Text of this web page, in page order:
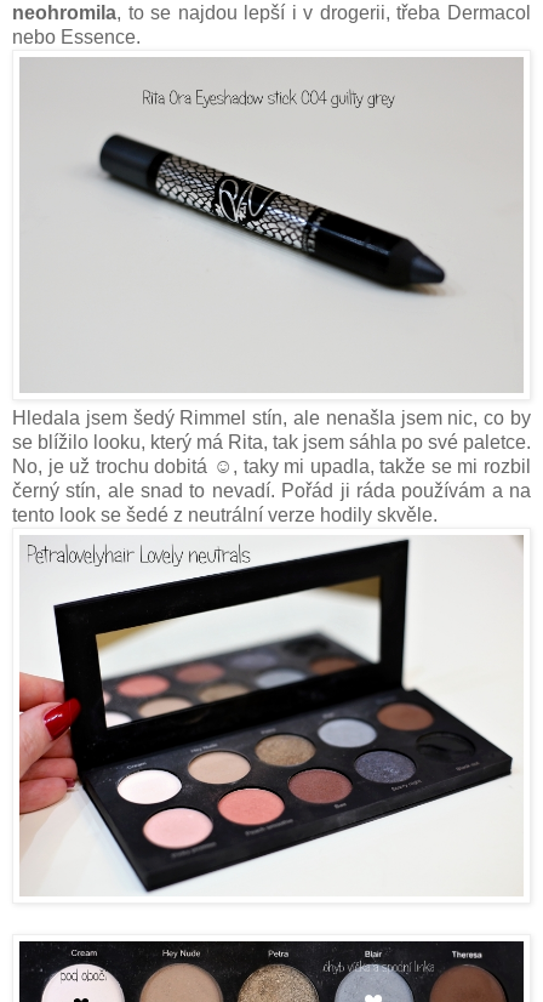
neohromila, to se najdou lepší i v drogerii, třeba Dermacol
nebo Essence.
Hledala jsem šedý Rimmel stín, ale nenašla jsem nic, co by
se blížilo looku, který má Rita, tak jsem sáhla po své paletce.
No, je už trochu dobitá ☺, taky mi upadla, takže se mi rozbil
černý stín, ale snad to nevadí. Pořád ji ráda používám a na
tento look se šedé z neutrální verze hodily skvěle.